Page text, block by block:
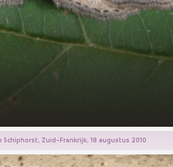
Schiphorst, Zuid-Frankrijk, 18 augustus 2010